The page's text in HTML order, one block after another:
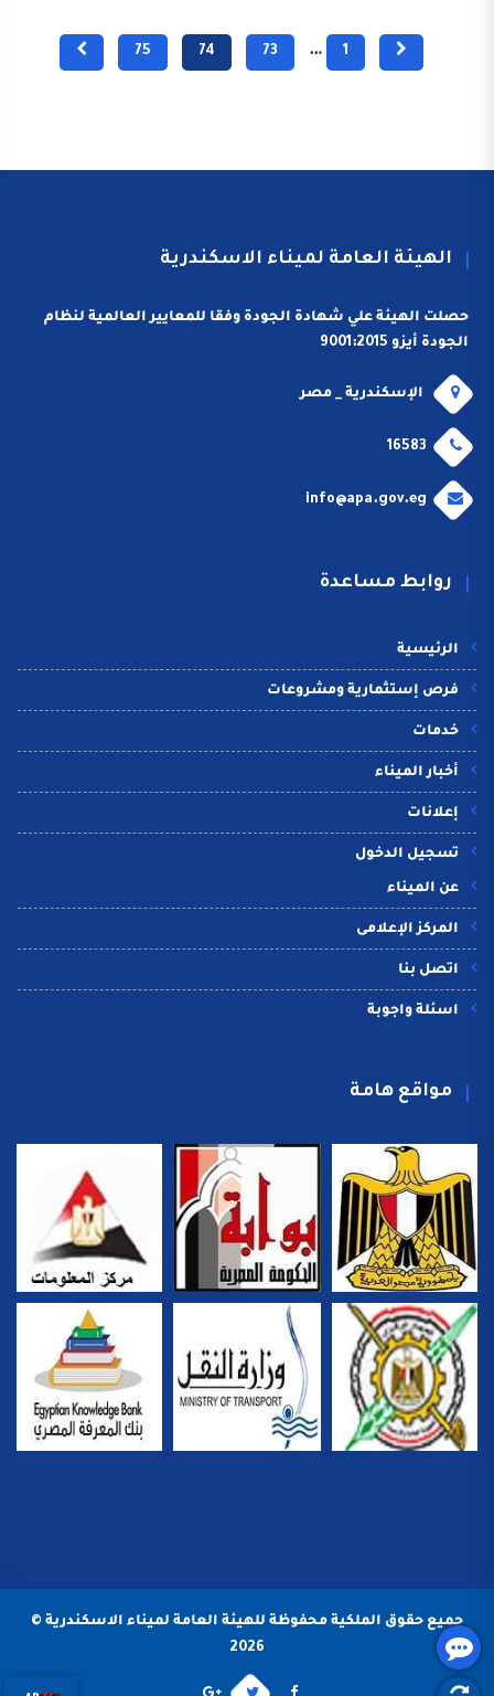
1
…
73
74
75
الهيئة العامة لميناء الاسكندرية
حصلت الهيئة علي شهادة الجودة وفقا للمعايير العالمية لنظام
الجودة أيزو 9001:2015
الإسكندرية _ مصر
16583
info@apa.gov.eg
روابط مساعدة
الرئيسية
فرص إستثمارية ومشروعات
خدمات
أخبار الميناء
إعلانات
تسجيل الدخول
عن الميناء
المركز الإعلامى
اتصل بنا
اسئلة واجوبة
مواقع هامة
جميع حقوق الملكية محفوظة للهيئة العامة لميناء الاسكندرية ©
2026